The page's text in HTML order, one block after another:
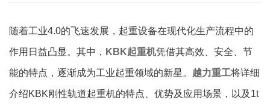
随着工业4.0的飞速发展，起重设备在现代化生产流程中的
作用日益凸显。其中， KBK起重机凭借其高效、安全、节
能的特点，逐渐成为工业起重领域的新星。 越力重工将详细
介绍KBK刚性轨道起重机的特点、优势及应用场景，以及1t